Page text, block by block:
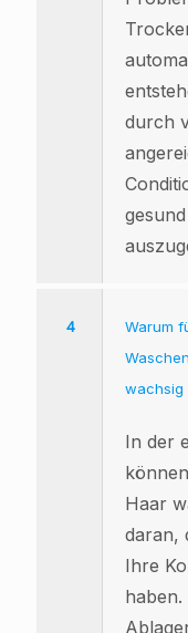
durch
4
Warum
wachsig
In der
Haar
daran,
Ihre